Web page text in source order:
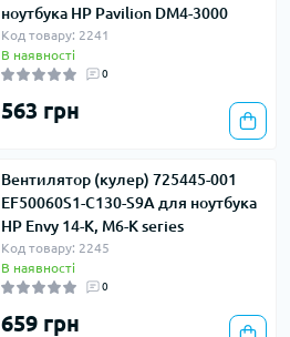
ноутбука HP Pavilion DM4-3000
Код товару: 2241
В наявності
0
563 грн
Вентилятор (кулер) 725445-001
EF50060S1-C130-S9A для ноутбука
HP Envy 14-K, M6-K series
Код товару: 2245
В наявності
0
659 грн